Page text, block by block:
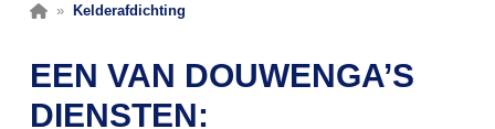
» Kelderafdichting
EEN VAN DOUWENGA’S
DIENSTEN: